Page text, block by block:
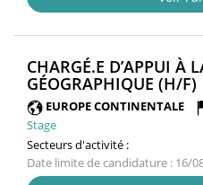
CHARGÉ.E D’APPUI À
GÉOGRAPHIQUE (H/F)
EUROPE CONTINENTALE
Stage
Secteurs d'activité :
Date limite de candidature : 16/